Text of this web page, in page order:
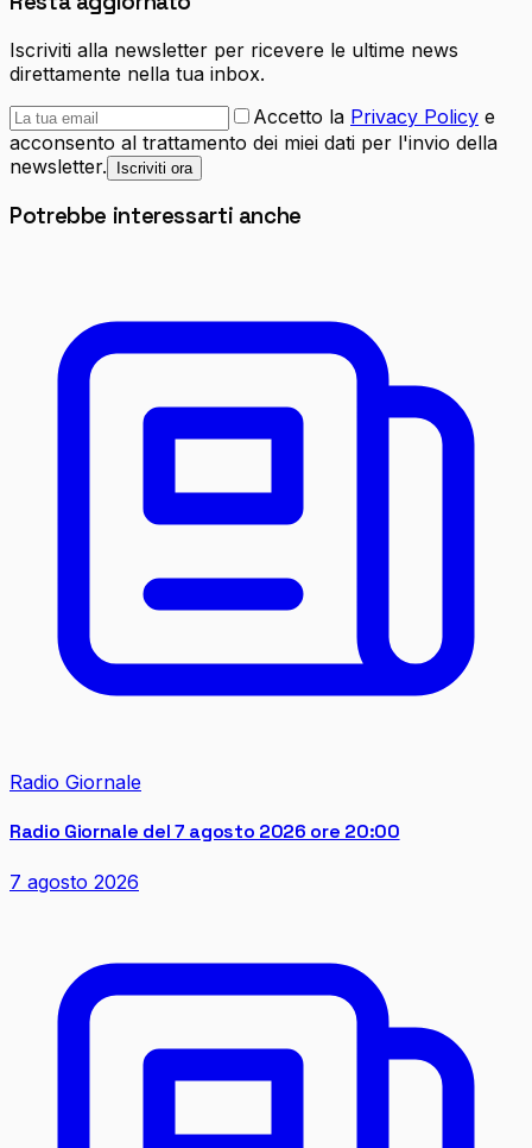
Iscriviti alla newsletter per ricevere le ultime news
direttamente nella tua inbox.
Accetto la Privacy Policy e
acconsento al trattamento dei miei dati per l'invio della
newsletter.
Iscriviti ora
Potrebbe interessarti anche
Radio Giornale
Radio Giornale del 7 agosto 2026 ore 20:00
7 agosto 2026